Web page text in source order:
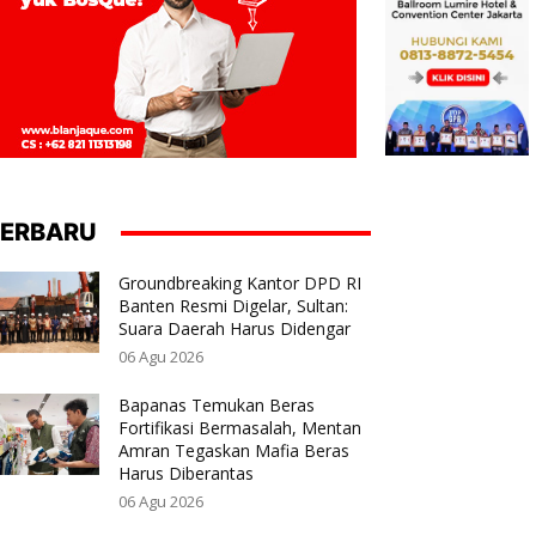
Groundbreaking Kantor DPD RI
Banten Resmi Digelar, Sultan:
Suara Daerah Harus Didengar
06 Agu 2026
Bapanas Temukan Beras
Fortifikasi Bermasalah, Mentan
Amran Tegaskan Mafia Beras
Harus Diberantas
06 Agu 2026